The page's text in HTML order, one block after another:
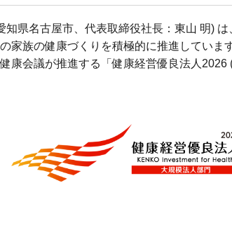
知県名古屋市、代表取締役社長：東山 明)
家族の健康づくりを積極的に推進していま
康会議が推進する「健康経営優良法人